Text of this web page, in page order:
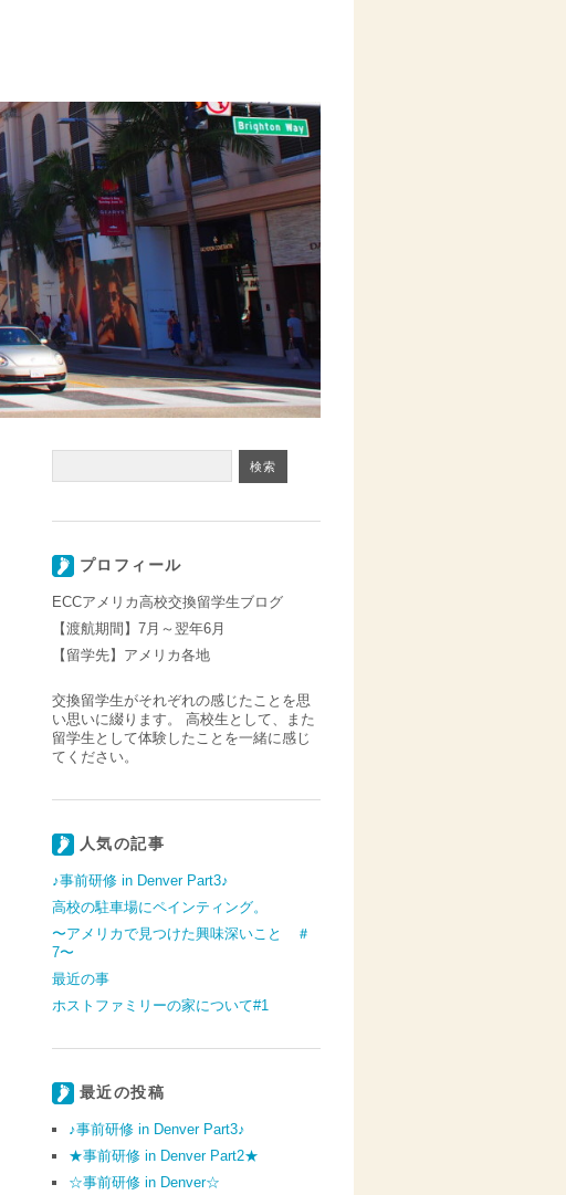
プロフィール
ECCアメリカ高校交換留学生ブログ
【渡航期間】7月～翌年6月
【留学先】アメリカ各地
交換留学生がそれぞれの感じたことを思
い思いに綴ります。 高校生として、また
留学生として体験したことを一緒に感じ
てください。
人気の記事
♪事前研修 in Denver Part3♪
高校の駐車場にペインティング。
〜アメリカで見つけた興味深いこと ＃
7〜
最近の事
ホストファミリーの家について#1
最近の投稿
♪事前研修 in Denver Part3♪
★事前研修 in Denver Part2★
☆事前研修 in Denver☆